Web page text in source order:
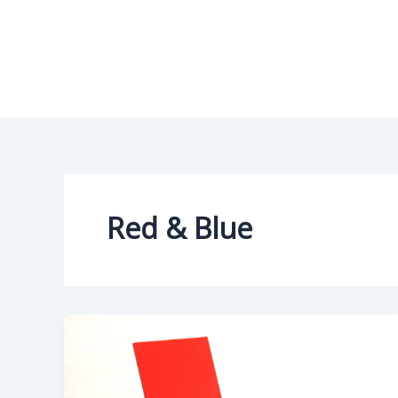
Red & Blue